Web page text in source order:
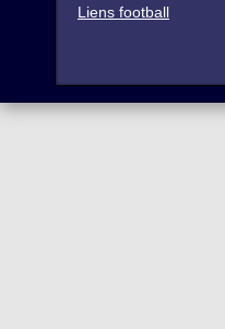
Liens football